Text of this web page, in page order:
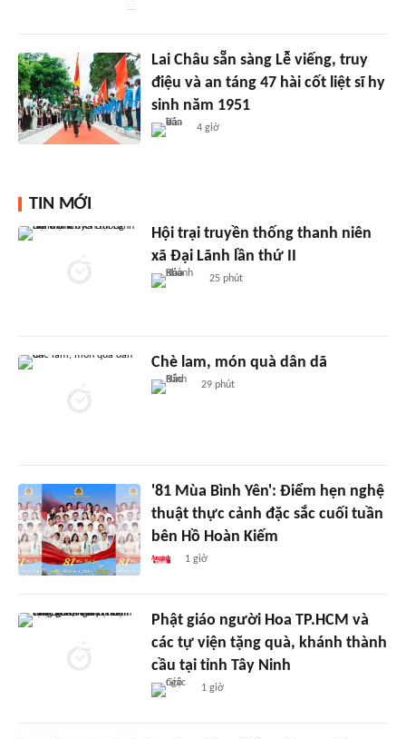
Lai Châu sẵn sàng Lễ viếng, truy
điệu và an táng 47 hài cốt liệt sĩ hy
sinh năm 1951
4 giờ
TIN MỚI
Hội trại truyền thống thanh niên
xã Đại Lãnh lần thứ II
25 phút
Chè lam, món quà dân dã
29 phút
'81 Mùa Bình Yên': Điểm hẹn nghệ
thuật thực cảnh đặc sắc cuối tuần
bên Hồ Hoàn Kiếm
1 giờ
Phật giáo người Hoa TP.HCM và
các tự viện tặng quà, khánh thành
cầu tại tỉnh Tây Ninh
1 giờ